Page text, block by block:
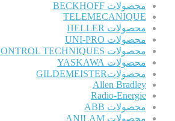
محصولات BECKHOFF
TELEMECANIQUE
محصولات HELLER
محصولات UNI-PRO
محصولات CONTROL TECHNIQUES
محصولات YASKAWA
محصولاتGILDEMEISTER
Allen Bradley
Radio-Energie
محصولات ABB
محصولات ANILAM